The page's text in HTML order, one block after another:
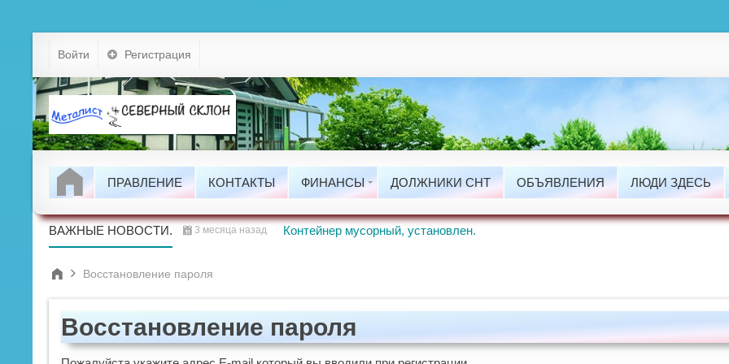
Войти Регистрация
ПРАВЛЕНИЕ КОНТАКТЫ ФИНАНСЫ
Тарифы
Документы
Задолжности
Проводимые Работы.ДОЛЖНИКИ СНТ ОБЪЯВЛЕНИЯ ЛЮДИ ЗДЕСЬ
ВАЖНЫЕ НОВОСТИ. 3 месяца назад Контейнер мусорный, установлен.
Восстановление пароля
Восстановление пароля